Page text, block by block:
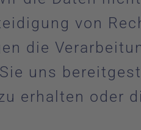
von
die
uns
erhalten oder